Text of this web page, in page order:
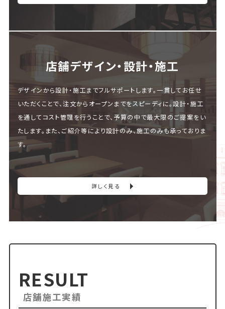
店舗デザイン・設計・施⼯
デザインから設計・施工までフルサポートします。一貫してお任せ
いただくことで、注文からオープンまでをスピーディに。設計・施工
を通してコスト管理を行うことで、予算の中で最大限のご提案をい
たします。また、ご紹介等により設計のみ、施工のみも承っておりま
す。
詳しく見る
RESULT
店舗施工実績